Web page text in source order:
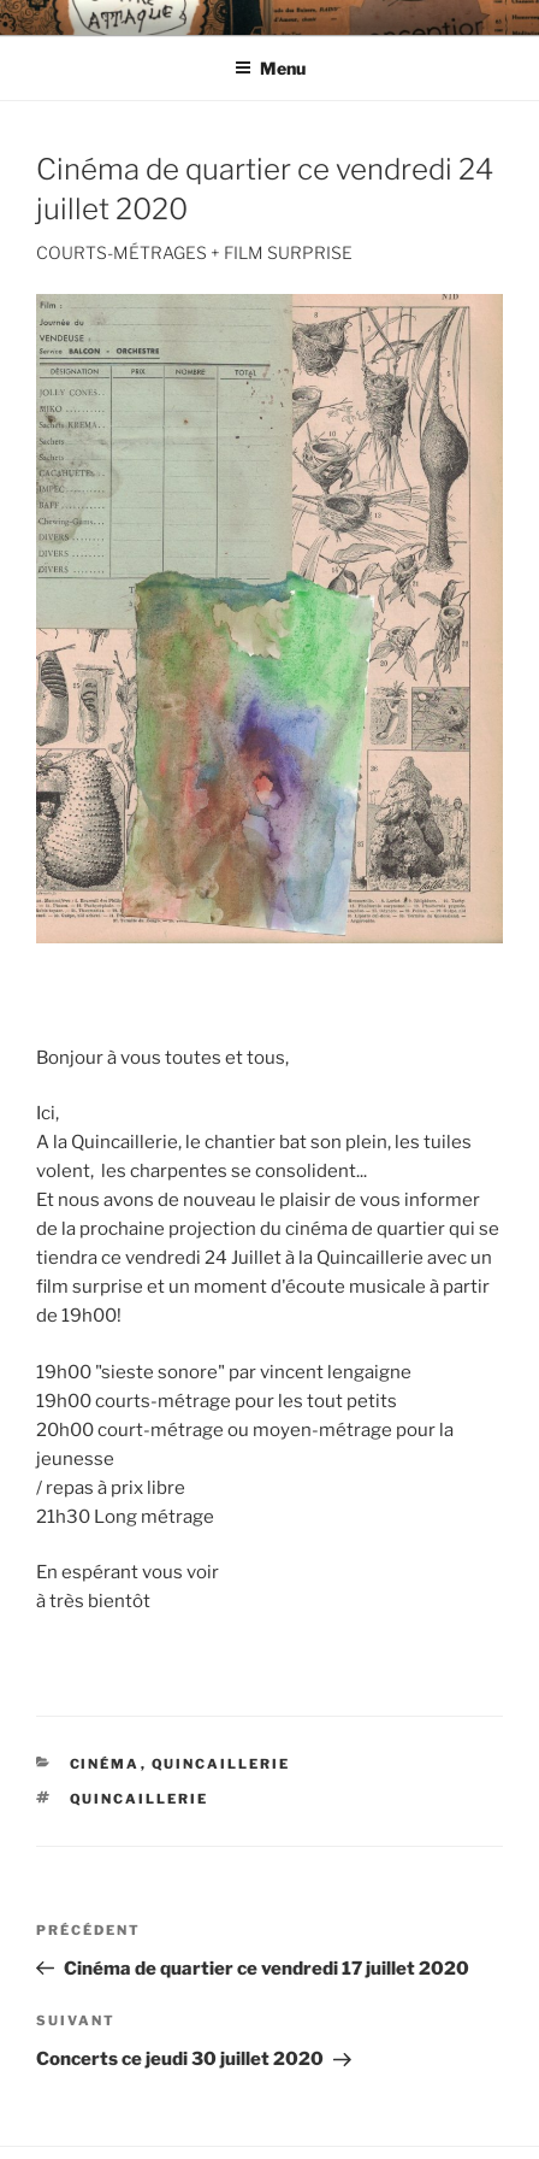
Aller
au
CIE LES ENDIMANCHÉS
Menu
Cinéma de quartier ce vendredi 24
juillet 2020
COURTS-MÉTRAGES + FILM SURPRISE
Bonjour à vous toutes et tous,
Ici,
A la Quincaillerie, le chantier bat son plein, les tuiles
volent, les charpentes se consolident...
Et nous avons de nouveau le plaisir de vous informer
de la prochaine projection du cinéma de quartier qui se
tiendra ce vendredi 24 Juillet à la Quincaillerie avec un
film surprise et un moment d'écoute musicale à partir
de 19h00!
19h00 "sieste sonore" par vincent lengaigne
19h00 courts-métrage pour les tout petits
20h00 court-métrage ou moyen-métrage pour la
jeunesse
/ repas à prix libre
21h30 Long métrage
En espérant vous voir
à très bientôt
CATÉGORIES
CINÉMA , QUINCAILLERIE
ÉTIQUETTES
QUINCAILLERIE
Navigation
l’article
Article
précédent
PRÉCÉDENT
Cinéma de quartier ce vendredi 17 juillet 2020
Article
suivant
SUIVANT
Concerts ce jeudi 30 juillet 2020